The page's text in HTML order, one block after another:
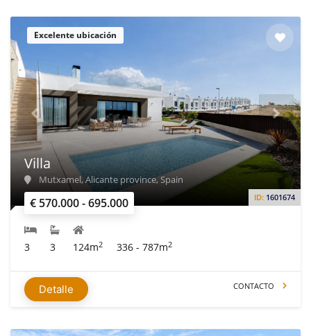
Excelente ubicación
€ 570.000 - 695.000 ID: 1601674
Villa
Mutxamel, Alicante province, Spain
3 3 124m2 336 - 787m2
Detalle CONTACTO